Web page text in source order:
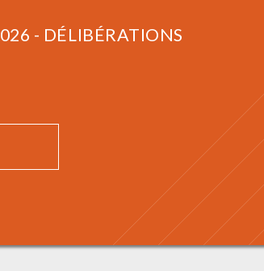
- DÉLIBÉRATIONS